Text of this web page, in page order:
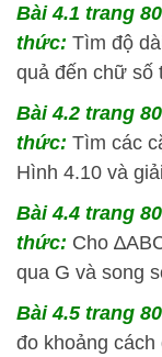
Bài 4.1 trang
thức: Tìm độ
quả đến chữ số
Bài 4.2 trang
thức: Tìm các
Hình 4.10 và
Bài 4.4 trang
thức: Cho
qua G và song
Bài 4.5 trang
đo khoảng